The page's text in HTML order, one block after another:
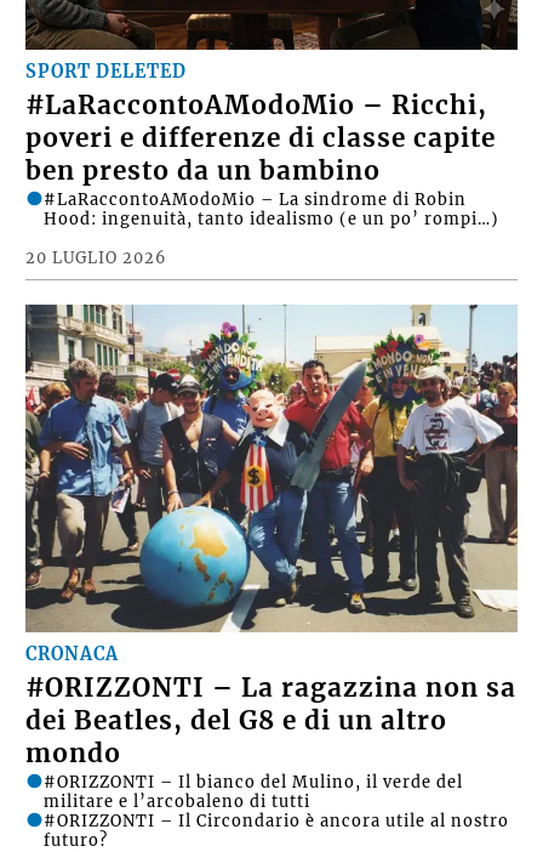
SPORT DELETED
#LaRaccontoAModoMio – Ricchi,
poveri e differenze di classe capite
ben presto da un bambino
20 LUGLIO 2026
#LaRaccontoAModoMio – La sindrome di Robin
Hood: ingenuità, tanto idealismo (e un po’ rompi…)
CRONACA
#ORIZZONTI – La ragazzina non sa
dei Beatles, del G8 e di un altro
mondo
#ORIZZONTI – Il bianco del Mulino, il verde del
militare e l’arcobaleno di tutti
#ORIZZONTI – Il Circondario è ancora utile al nostro
futuro?